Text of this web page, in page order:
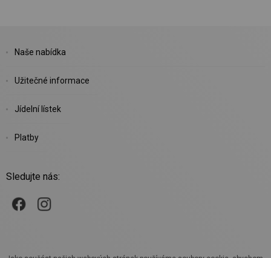
Naše nabídka
Užitečné informace
Jídelní lístek
Platby
Sledujte nás: